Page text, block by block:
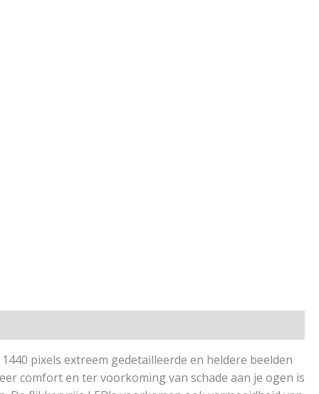
pixels extreem gedetailleerde en heldere beelden
comfort en ter voorkoming van schade aan je ogen is